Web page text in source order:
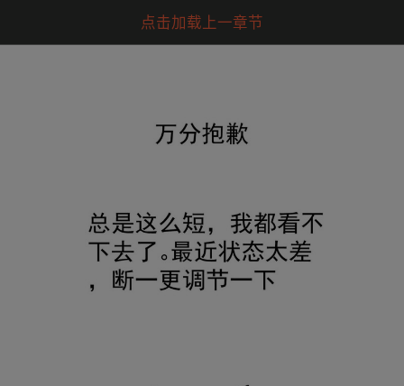
点击加载上一章节